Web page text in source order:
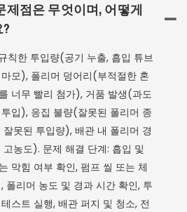
제점은 무엇이며, 어떻게
칙한 투입량(공기 누출, 흡입 튜브
모), 폴리머 덩어리(부적절한 혼
너무 빨리 첨가), 거품 발생(과도
입), 응집 불량(잘못된 폴리머 종
못된 투입량), 배관 내 폴리머 경
농도). 문제 해결 단계: 흡입 및
막힘 여부 확인, 펌프 씰 또는 체
폴리머 농도 및 경과 시간 확인, 투
스트 실행, 배관 퍼지 및 청소, 전